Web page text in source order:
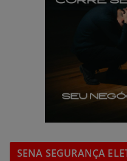
SENA SEGURANÇA